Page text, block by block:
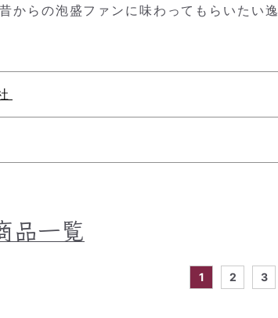
からの泡盛ファンに味わってもらいたい
品一覧
1 2 3